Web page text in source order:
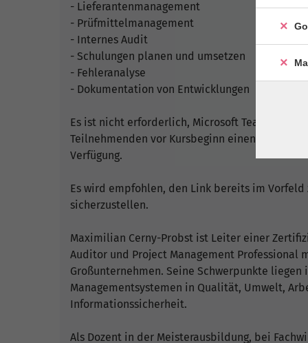
- Lieferantenmanagement
- Prüfmittelmanagement
- Internes Audit
- Schulungen planen und umsetzen
- Fehleranalyse
- Dokumentation von Entwicklungen
Es ist nicht erforderlich, Microsoft Teams
Teilnehmenden vor Kursbeginn einen
Verfügung.
Es wird empfohlen, den Link bereits im Vorfeld
sicherzustellen.
Maximilian Cerny-Probst ist Leiter einer
Auditor und Project Management Professional
Großunternehmen. Seine Schwerpunkte
Managementsystemen in Qualität, Umwelt,
Informationssicherheit.
Als Dozent in der Meisterausbildung, bei